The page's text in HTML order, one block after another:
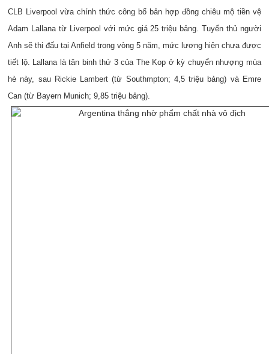
CLB Liverpool vừa chính thức công bố bản hợp đồng chiêu mộ tiền vệ
Adam Lallana từ Liverpool với mức giá 25 triệu bảng. Tuyển thủ người
Anh sẽ thi đấu tại Anfield trong vòng 5 năm, mức lương hiện chưa được
tiết lộ. Lallana là tân binh thứ 3 của The Kop ở kỳ chuyển nhượng mùa
hè này, sau Rickie Lambert (từ Southmpton; 4,5 triệu bảng) và Emre
Can (từ Bayern Munich; 9,85 triệu bảng).